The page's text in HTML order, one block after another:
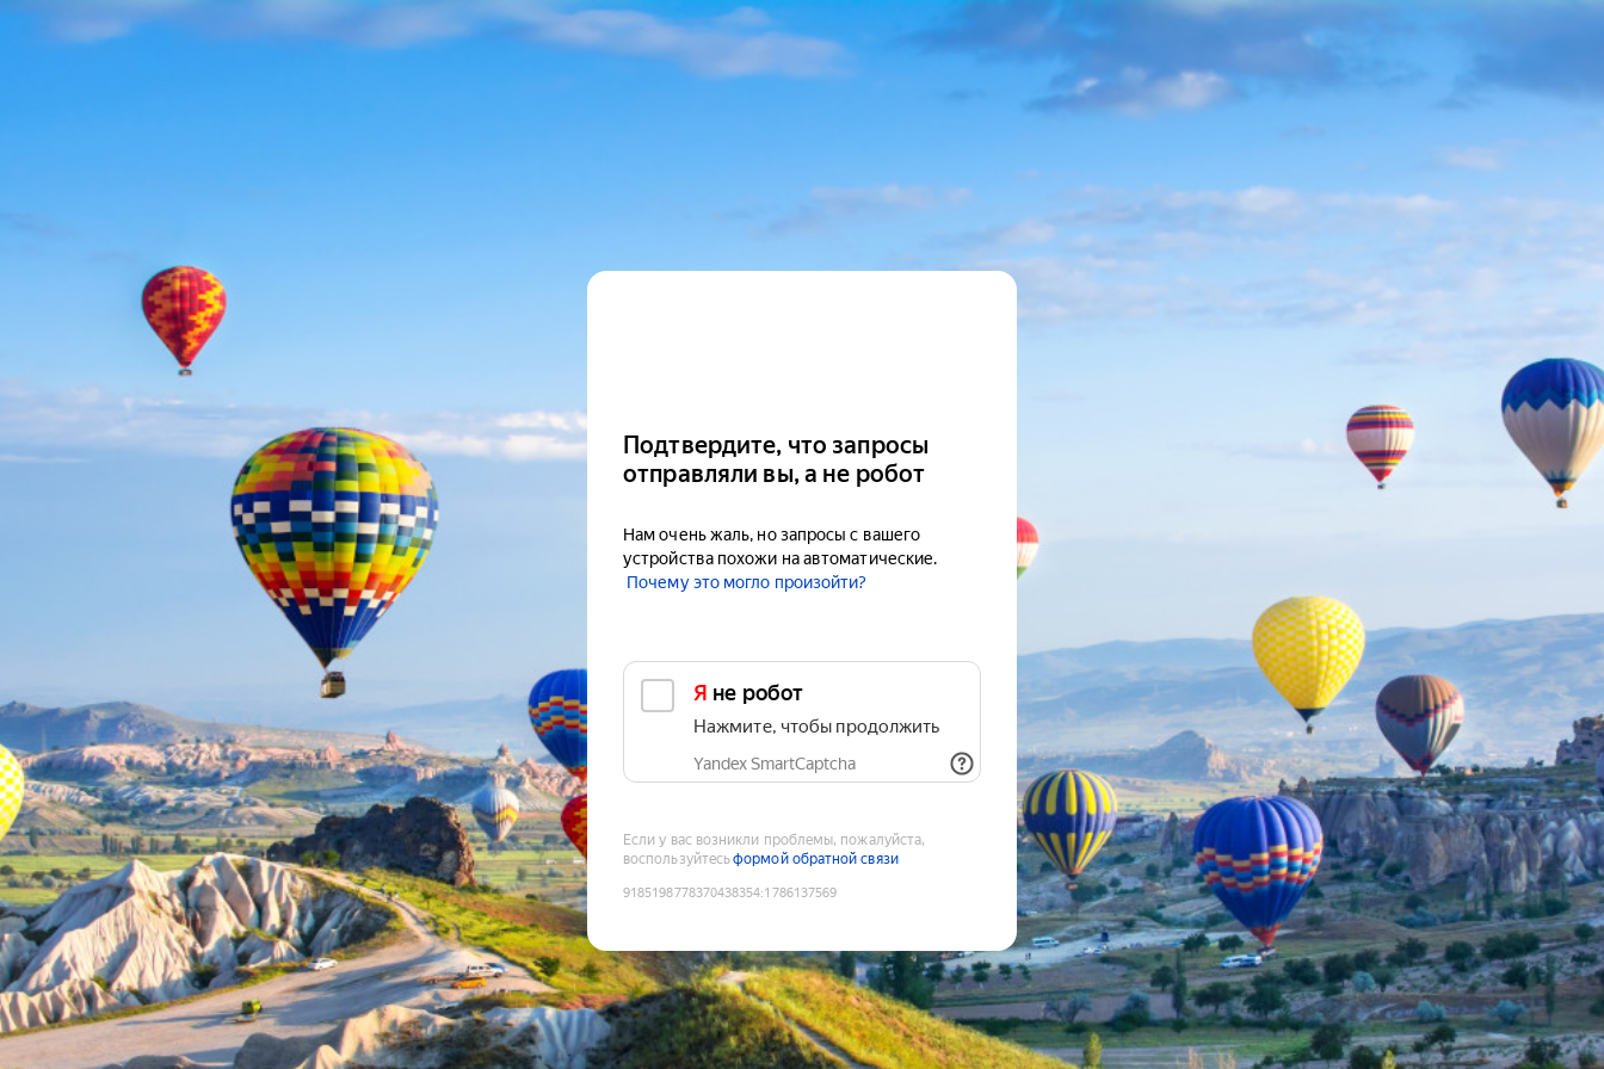
Подтвердите, что запросы
отправляли вы, а не робот
Нам очень жаль, но запросы с вашего
устройства похожи на автоматические.
Почему это могло произойти?
Я не робот
Нажмите, чтобы продолжить
Yandex SmartCaptcha
Если у вас возникли проблемы, пожалуйста,
воспользуйтесьформой обратной связи
9185198778370438354:1786137569